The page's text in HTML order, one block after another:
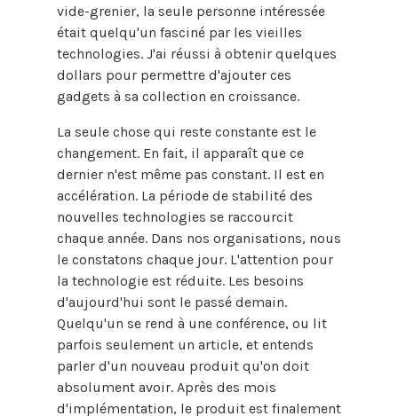
vide-grenier, la seule personne intéressée
était quelqu'un fasciné par les vieilles
technologies. J'ai réussi à obtenir quelques
dollars pour permettre d'ajouter ces
gadgets à sa collection en croissance.
La seule chose qui reste constante est le
changement. En fait, il apparaît que ce
dernier n'est même pas constant. Il est en
accélération. La période de stabilité des
nouvelles technologies se raccourcit
chaque année. Dans nos organisations, nous
le constatons chaque jour. L'attention pour
la technologie est réduite. Les besoins
d'aujourd'hui sont le passé demain.
Quelqu'un se rend à une conférence, ou lit
parfois seulement un article, et entends
parler d'un nouveau produit qu'on doit
absolument avoir. Après des mois
d'implémentation, le produit est finalement